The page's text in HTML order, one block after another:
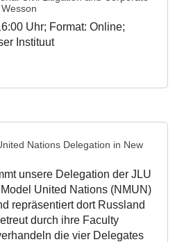
Uhr; Format: Online;
Instituut
Nations Delegation in New
unsere Delegation der JLU
United Nations (NMUN)
repräsentiert dort Russland
durch ihre Faculty
die vier Delegates